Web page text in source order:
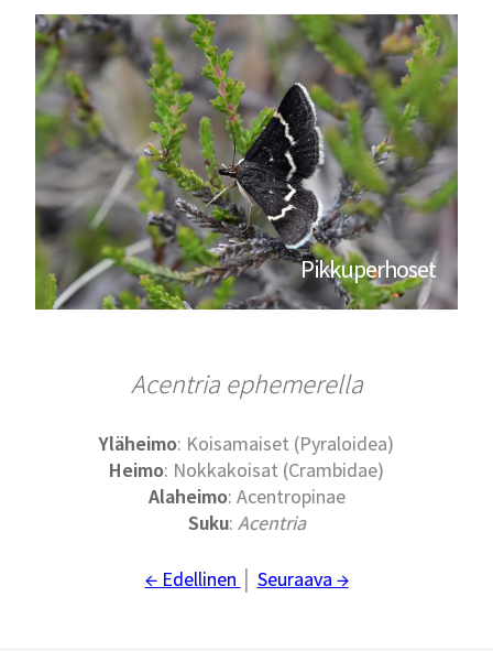
Pikkuperhoset
Acentria ephemerella
Yläheimo: Koisamaiset (Pyraloidea)
Heimo: Nokkakoisat (Crambidae)
Alaheimo: Acentropinae
Suku: Acentria
← Edellinen Seuraava →